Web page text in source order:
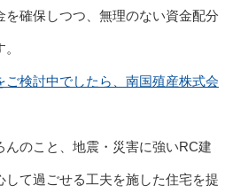
確保しつつ、無理のない資金配分
ご検討中でしたら、南国殖産株式会
んのこと、地震・災害に強いRC建
て過ごせる工夫を施した住宅を提